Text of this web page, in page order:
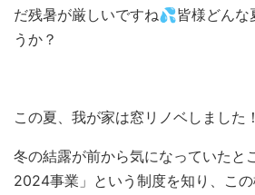
だ残暑が厳しいですね💦皆様どんな
うか？
この夏、我が家は窓リノベしました！
冬の結露が前から気になっていたと
2024事業」という制度を知り、こ